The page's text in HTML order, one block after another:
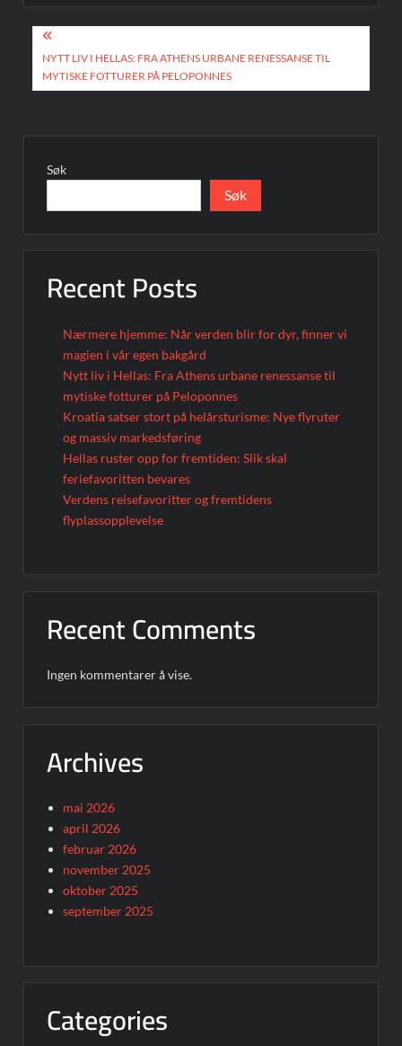
Innleggsnavigasjon
NYTT LIV I HELLAS: FRA ATHENS URBANE RENESSANSE TIL
MYTISKE FOTTURER PÅ PELOPONNES
Søk
Søk
Recent Posts
Nærmere hjemme: Når verden blir for dyr, finner vi
magien i vår egen bakgård
Nytt liv i Hellas: Fra Athens urbane renessanse til
mytiske fotturer på Peloponnes
Kroatia satser stort på helårsturisme: Nye flyruter
og massiv markedsføring
Hellas ruster opp for fremtiden: Slik skal
feriefavoritten bevares
Verdens reisefavoritter og fremtidens
flyplassopplevelse
Recent Comments
Ingen kommentarer å vise.
Archives
mai 2026
april 2026
februar 2026
november 2025
oktober 2025
september 2025
Categories